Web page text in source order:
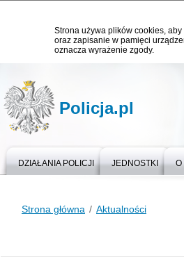
Strona używa plików cookies,
oraz zapisanie w pamięci
oznacza wyrażenie zgody.
Policja.pl
DZIAŁANIA POLICJI JEDNOSTKI O
Strona główna Aktualności